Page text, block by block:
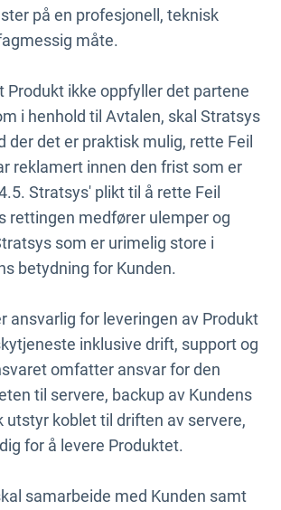
på en profesjonell, teknisk
måte.
ikke oppfyller det partene
i henhold til Avtalen, skal Stratsys
der det er praktisk mulig, rette Feil
reklamert innen den frist som er
Stratsys' plikt til å rette Feil
rettingen medfører ulemper og
som er urimelig store i
betydning for Kunden.
ansvarlig for leveringen av Produkt
inklusive drift, support og
omfatter ansvar for den
til servere, backup av Kundens
utstyr koblet til driften av servere,
for å levere Produktet.
samarbeide med Kunden samt